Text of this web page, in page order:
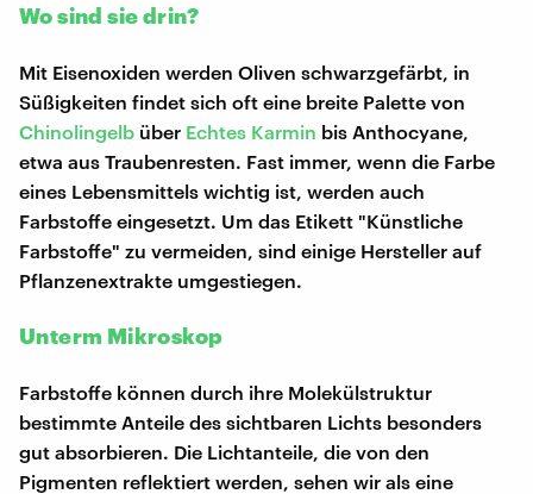
Wo sind sie drin?
Mit Eisenoxiden werden Oliven schwarzgefärbt, in
Süßigkeiten findet sich oft eine breite Palette von
Chinolingelb über Echtes Karmin bis Anthocyane,
etwa aus Traubenresten. Fast immer, wenn die Farbe
eines Lebensmittels wichtig ist, werden auch
Farbstoffe eingesetzt. Um das Etikett "Künstliche
Farbstoffe" zu vermeiden, sind einige Hersteller auf
Pflanzenextrakte umgestiegen.
Unterm Mikroskop
Farbstoffe können durch ihre Molekülstruktur
bestimmte Anteile des sichtbaren Lichts besonders
gut absorbieren. Die Lichtanteile, die von den
Pigmenten reflektiert werden, sehen wir als eine